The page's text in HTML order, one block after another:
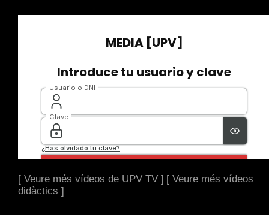
[ Veure més vídeos de UPV TV ] [ Veure més vídeos
didàctics ]